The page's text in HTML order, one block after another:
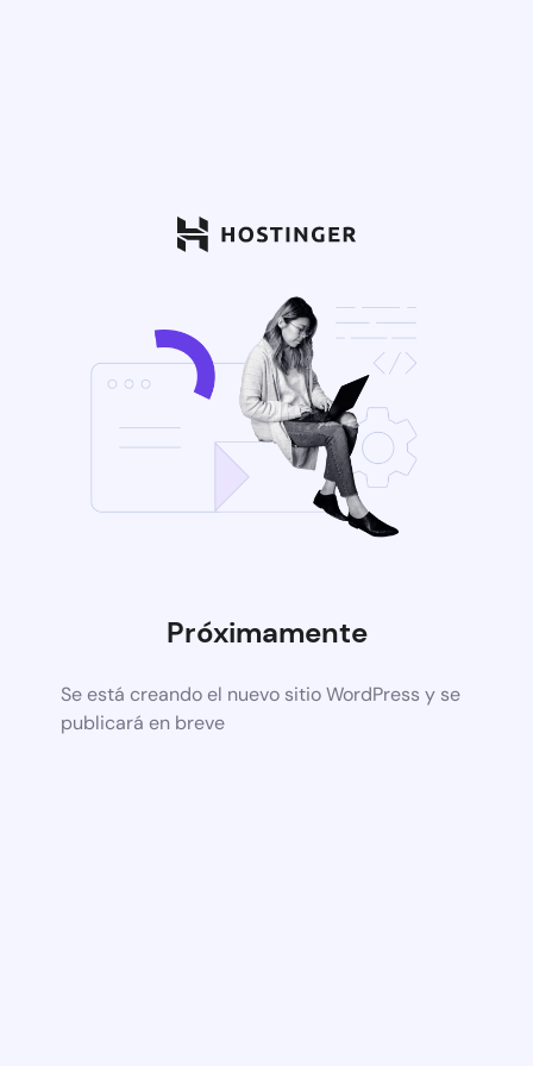
Próximamente
Se está creando el nuevo sitio WordPress y se
publicará en breve